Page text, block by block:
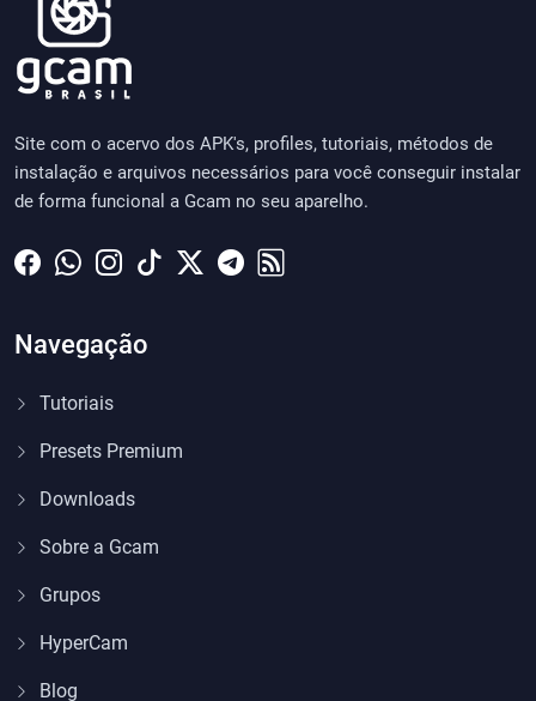
Site com o acervo dos APK's, profiles, tutoriais, métodos de
instalação e arquivos necessários para você conseguir instalar
de forma funcional a Gcam no seu aparelho.
Navegação
Tutoriais
Presets Premium
Downloads
Sobre a Gcam
Grupos
HyperCam
Blog